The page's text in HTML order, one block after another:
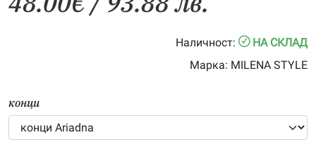
Наличност:
НА СКЛАД
Марка: MILENA STYLE
конци